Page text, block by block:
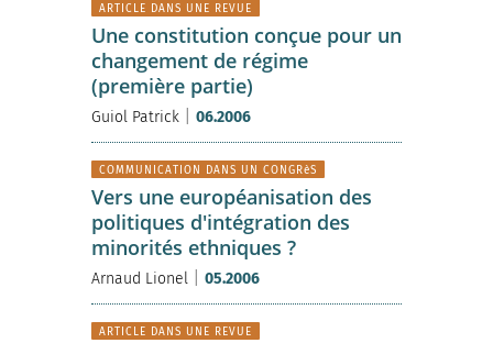
ARTICLE DANS UNE REVUE
Une constitution conçue pour un
changement de régime
(première partie)
Guiol Patrick 06.2006
COMMUNICATION DANS UN CONGRèS
Vers une européanisation des
politiques d'intégration des
minorités ethniques ?
Arnaud Lionel 05.2006
ARTICLE DANS UNE REVUE